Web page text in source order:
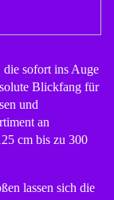
die sofort ins Auge
Blickfang für
und
an
cm bis zu 300
lassen sich die